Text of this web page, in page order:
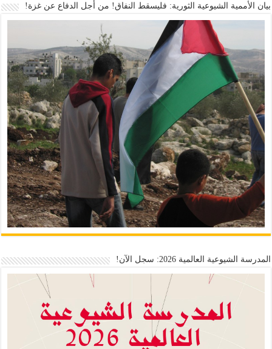
بيان الأممية الشيوعية الثورية: فليسقط النفاق! من أجل الدفاع عن غزة!
المدرسة الشيوعية العالمية 2026: سجل الآن!